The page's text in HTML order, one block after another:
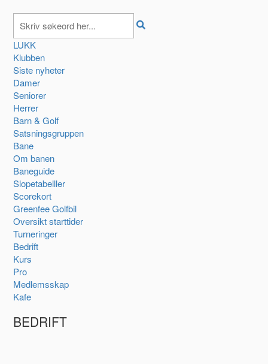
LUKK
Klubben
Siste nyheter
Damer
Seniorer
Herrer
Barn & Golf
Satsningsgruppen
Bane
Om banen
Baneguide
Slopetabelller
Scorekort
Greenfee Golfbil
Oversikt starttider
Turneringer
Bedrift
Kurs
Pro
Medlemsskap
Kafe
BEDRIFT